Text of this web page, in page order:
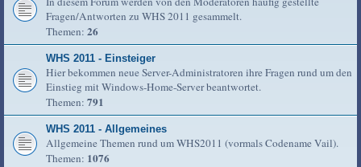
Fragen/Antworten zu WHS 2011 gesammelt.
Themen: 26
WHS 2011 - Einsteiger
Hier bekommen neue Server-Administratoren ihre Fragen rund um den
Einstieg mit Windows-Home-Server beantwortet.
Themen: 791
WHS 2011 - Allgemeines
Allgemeine Themen rund um WHS2011 (vormals Codename Vail).
Themen: 1076